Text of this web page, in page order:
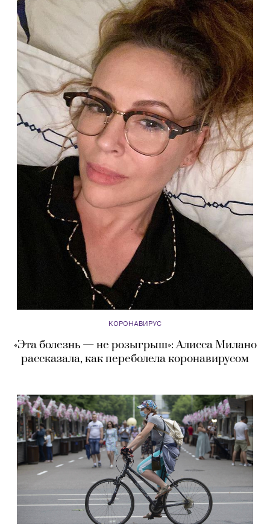
КОРОНАВИРУС
«Эта болезнь — не розыгрыш»: Алисса Милано
рассказала, как переболела коронавирусом